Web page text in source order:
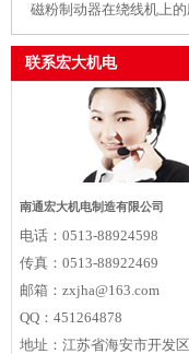
磁粉制动器在绕线机上的
联系宏大机电
南通宏大机电制造有限公司
电话： 0513-88924598
传真： 0513-88922469
邮箱： zxjha@163.com
QQ： 451264878
地址： 江苏省海安市开发